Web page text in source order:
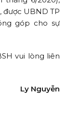
được UBND TP
góp cho sự
vui lòng liên
Ly Nguyễn